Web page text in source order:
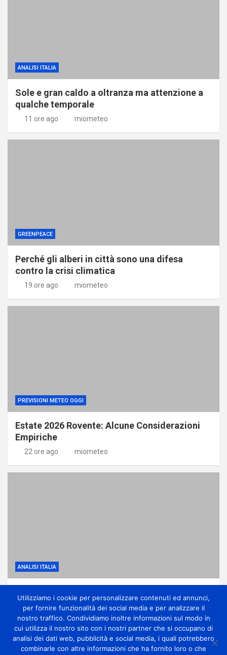
ANALISI ITALIA
Sole e gran caldo a oltranza ma attenzione a
qualche temporale
11 ore ago miometeo
GREENPEACE
Perché gli alberi in città sono una difesa
contro la crisi climatica
19 ore ago miometeo
PREVISIONI METEO OGGI
Estate 2026 Rovente: Alcune Considerazioni
Empiriche
22 ore ago miometeo
ANALISI ITALIA
qualche temporale di calore
1 giorno ago miometeo
Utilizziamo i cookie per personalizzare contenuti ed annunci,
per fornire funzionalità dei social media e per analizzare il
nostro traffico. Condividiamo inoltre informazioni sul modo in
cui utilizza il nostro sito con i nostri partner che si occupano di
analisi dei dati web, pubblicità e social media, i quali potrebbero
combinarle con altre informazioni che ha fornito loro o che